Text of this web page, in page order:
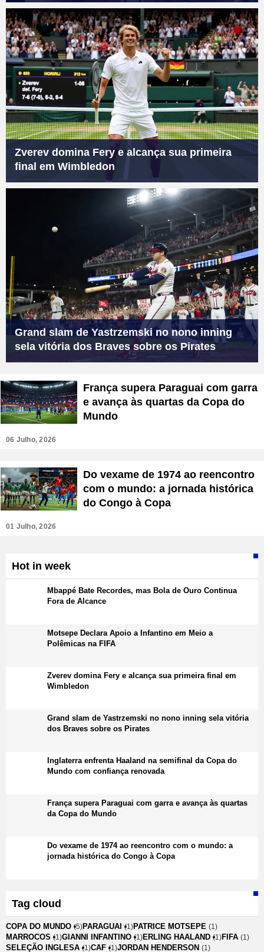
Zverev domina Fery e alcança sua primeira
final em Wimbledon
Grand slam de Yastrzemski no nono inning
sela vitória dos Braves sobre os Pirates
França supera Paraguai com garra
e avança às quartas da Copa do
Mundo
06 Julho, 2026
Do vexame de 1974 ao reencontro
com o mundo: a jornada histórica
do Congo à Copa
01 Julho, 2026
Hot in week
Mbappé Bate Recordes, mas Bola de Ouro Continua
Fora de Alcance
Motsepe Declara Apoio a Infantino em Meio a
Polêmicas na FIFA
Zverev domina Fery e alcança sua primeira final em
Wimbledon
Grand slam de Yastrzemski no nono inning sela vitória
dos Braves sobre os Pirates
Inglaterra enfrenta Haaland na semifinal da Copa do
Mundo com confiança renovada
França supera Paraguai com garra e avança às quartas
da Copa do Mundo
Do vexame de 1974 ao reencontro com o mundo: a
jornada histórica do Congo à Copa
Tag cloud
COPA DO MUNDO (5)PARAGUAI (1)PATRICE MOTSEPE (1)
MARROCOS (1)GIANNI INFANTINO (1)ERLING HAALAND (1)FIFA (1)
SELEÇÃO INGLESA (1)CAF (1)JORDAN HENDERSON (1)